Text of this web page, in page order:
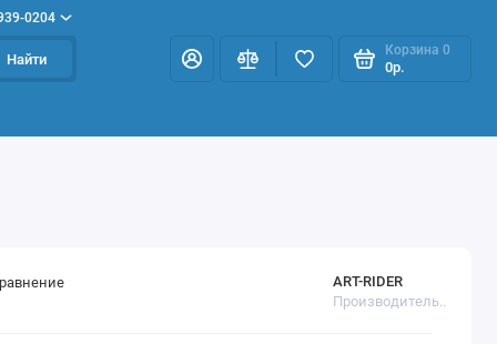
0204
Найти
Корзина 0
0р.
ART-RIDER
Производитель..